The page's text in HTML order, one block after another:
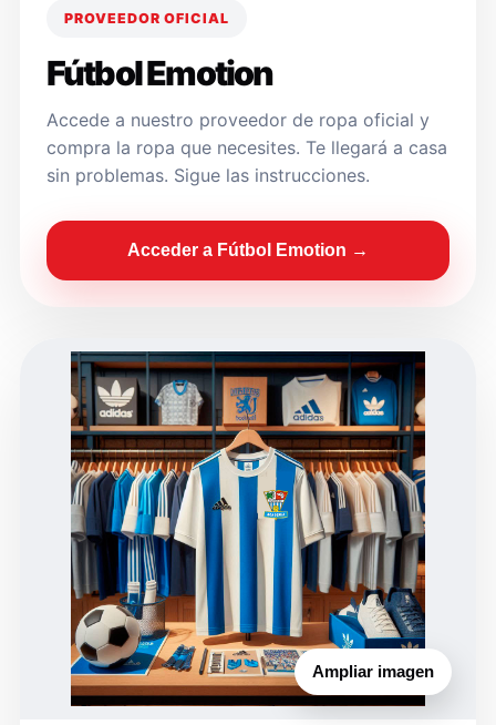
PROVEEDOR OFICIAL
Fútbol Emotion
Accede a nuestro proveedor de ropa oficial y
compra la ropa que necesites. Te llegará a casa
sin problemas. Sigue las instrucciones.
Acceder a Fútbol Emotion →
Ampliar imagen